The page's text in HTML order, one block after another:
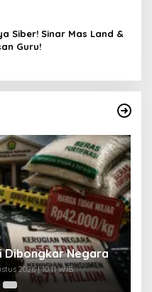
Siber! Sinar Mas Land &
Guru!
Dibongkar Negara
2026 | 10:11 WIB